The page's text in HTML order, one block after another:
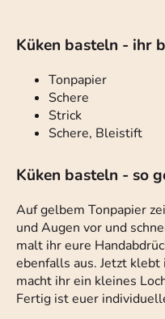
Küken basteln - ihr
Tonpapier
Schere
Strick
Schere, Bleistift
Küken basteln - so
Auf gelbem Tonpapier
und Augen vor und
malt ihr eure
ebenfalls aus. Jetzt
macht ihr ein kleines
Fertig ist euer